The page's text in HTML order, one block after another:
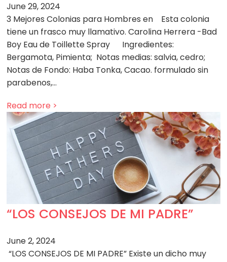
June 29, 2024
3 Mejores Colonias para Hombres en Esta colonia
tiene un frasco muy llamativo. Carolina Herrera -Bad
Boy Eau de Toillette Spray Ingredientes:
Bergamota, Pimienta; Notas medias: salvia, cedro;
Notas de Fondo: Haba Tonka, Cacao. formulado sin
parabenos,…
Read more >
“LOS CONSEJOS DE MI PADRE”
June 2, 2024
“LOS CONSEJOS DE MI PADRE” Existe un dicho muy